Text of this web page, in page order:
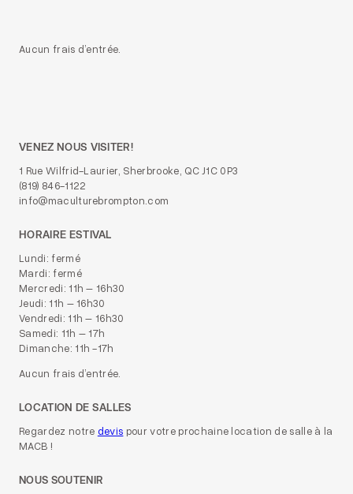
Aucun frais d’entrée.
VENEZ NOUS VISITER!
1 Rue Wilfrid-Laurier, Sherbrooke, QC J1C 0P3
(819) 846-1122
info@maculturebrompton.com
HORAIRE ESTIVAL
Lundi: fermé
Mardi: fermé
Mercredi: 11h – 16h30
Jeudi: 11h – 16h30
Vendredi: 11h – 16h30
Samedi: 11h – 17h
Dimanche: 11h -17h
Aucun frais d’entrée.
LOCATION DE SALLES
Regardez notre devis pour votre prochaine location de salle à la
MACB !
NOUS SOUTENIR